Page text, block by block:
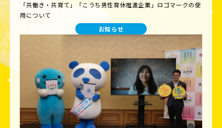
「共働き・共育て」「こうち男性育休推進企業」ロゴマークの使
用について
お知らせ